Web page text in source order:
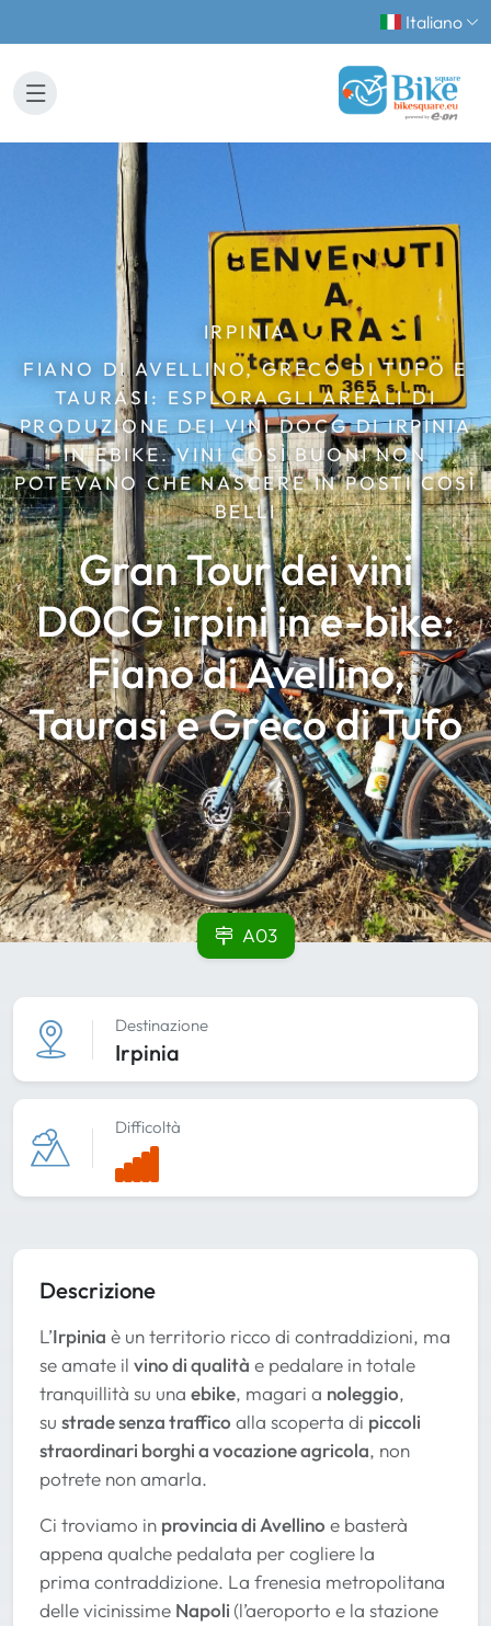
Italiano
IRPINIA
FIANO DI AVELLINO, GRECO DI TUFO E
TAURASI: ESPLORA GLI AREALI DI
PRODUZIONE DEI VINI DOCG DI IRPINIA
IN EBIKE. VINI COSÌ BUONI NON
POTEVANO CHE NASCERE IN POSTI COSÌ
BELLI
Gran Tour dei vini
DOCG irpini in e-bike:
Fiano di Avellino,
Taurasi e Greco di Tufo
A03
Destinazione
Irpinia
Difficoltà
Descrizione
L’Irpinia è un territorio ricco di contraddizioni, ma
se amate il vino di qualità e pedalare in totale
tranquillità su una ebike, magari a noleggio,
su strade senza traffico alla scoperta di piccoli
straordinari borghi a vocazione agricola, non
potrete non amarla.
Ci troviamo in provincia di Avellino e basterà
appena qualche pedalata per cogliere la
prima contraddizione. La frenesia metropolitana
delle vicinissime Napoli (l’aeroporto e la stazione